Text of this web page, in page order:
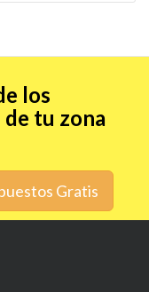
los
tu zona
Gratis